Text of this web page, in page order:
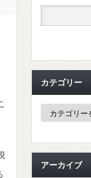
カテゴリー
カ
ー
アーカイブ